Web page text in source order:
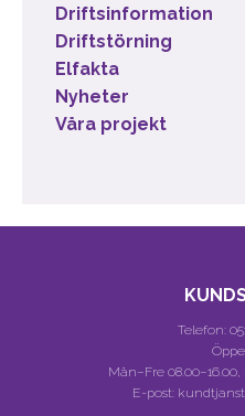
Driftsinformation
Driftstörning
Elfakta
Nyheter
Våra projekt
Telefon:
Mån–Fre 08.00–16.00,
E-post: